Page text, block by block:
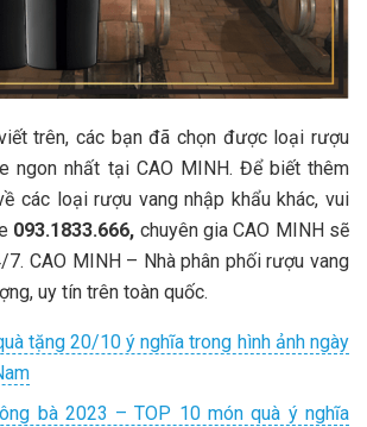
trên, các bạn đã chọn được loại rượu
ngon nhất tại CAO MINH. Để biết thêm
các loại rượu vang nhập khẩu khác, vui
093.1833.666, chuyên gia CAO MINH sẽ
CAO MINH – Nhà phân phối rượu vang
uy tín trên toàn quốc.
tặng 20/10 ý nghĩa trong hình ảnh ngày
bà 2023 – TOP 10 món quà ý nghĩa